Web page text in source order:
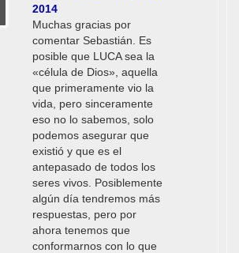
2014
Muchas gracias por
comentar Sebastián. Es
posible que LUCA sea la
«célula de Dios», aquella
que primeramente vio la
vida, pero sinceramente
eso no lo sabemos, solo
podemos asegurar que
existió y que es el
antepasado de todos los
seres vivos. Posiblemente
algún día tendremos más
respuestas, pero por
ahora tenemos que
conformarnos con lo que